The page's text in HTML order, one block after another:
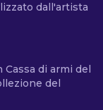
dall'artista
di armi del
del